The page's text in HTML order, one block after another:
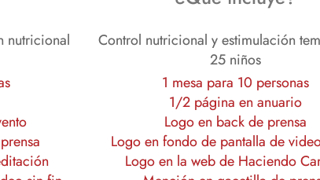
nutricional
Control nutricional y estimulación
25 niños
1 mesa para 10 personas
1/2 página en anuario
Logo en back de prensa
Logo en fondo de pantalla de
Logo en la web de Haciendo